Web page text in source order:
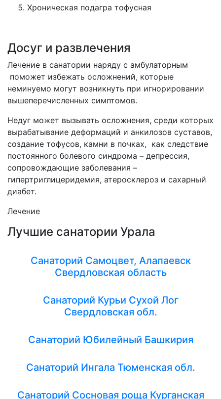
Хроническая подагра тофусная
Досуг и развлечения
Лечение в санатории наряду с амбулаторным
поможет избежать осложнений, которые
неминуемо могут возникнуть при игнорировании
вышеперечисленных симптомов.
Недуг может вызывать осложнения, среди которых
вырабатывание деформаций и анкилозов суставов,
создание тофусов, камни в почках, как следствие
постоянного болевого синдрома – депрессия,
сопровождающие заболевания –
гипертриглицеридемия, атеросклероз и сахарный
диабет.
Лечение
Лучшие санатории Урала
Санаторий Самоцвет, Алапаевск
Свердловская область
Санаторий Курьи Сухой Лог
Свердловская обл.
Санаторий Юбилейный Башкирия
Санаторий Ингала Тюменская обл.
Санаторий Сосновая роща Курганская